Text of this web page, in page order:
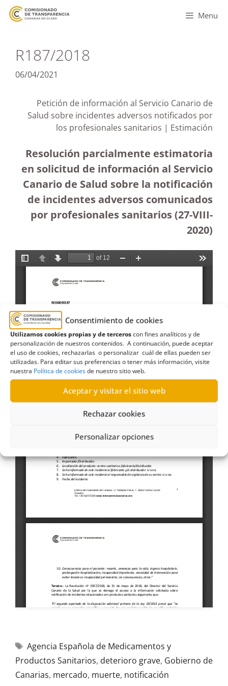
Consentimiento de cookies
Utilizamos cookies propias y de terceroscon fines analíticos y de
personalización de nuestros contenidos. A continuación, puede aceptar
el uso de cookies, rechazarlas o personalizar cuál de ellas pueden ser
utilizadas. Para editar sus preferencias o tener más información, visite
nuestra Política de cookiesde nuestro sitio web.
Aceptar y visitar el sitio web
Rechazar cookies
Personalizar opciones
Menu
R187/2018
06/04/2021
Petición de información al Servicio Canario de
Salud sobre incidentes adversos notificados por
los profesionales sanitarios | Estimación
Resolución parcialmente estimatoria
en solicitud de información al Servicio
Canario de Salud sobre la notificación
de incidentes adversos comunicados
por profesionales sanitarios (27-VIII-
2020)
Agencia Española de Medicamentos y
Productos Sanitarios, deterioro grave, Gobierno de
Canarias, mercado, muerte, notificación